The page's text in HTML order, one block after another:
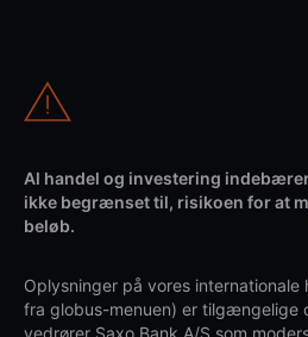
Al handel og investering
ikke begrænset til, risikoen for at
beløb.
Oplysninger på vores internationale
fra globus-menuen) er tilgængelige